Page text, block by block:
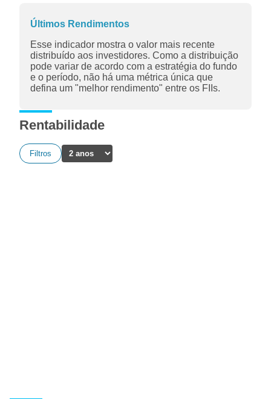
Últimos Rendimentos
Esse indicador mostra o valor mais recente
distribuído aos investidores. Como a distribuição
pode variar de acordo com a estratégia do fundo
e o período, não há uma métrica única que
defina um "melhor rendimento" entre os FIIs.
Rentabilidade
Filtros